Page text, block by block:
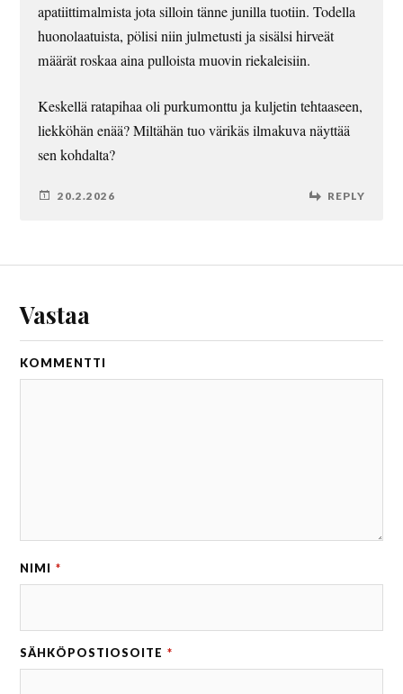
apatiittimalmista jota silloin tänne junilla tuotiin. Todella
huonolaatuista, pölisi niin julmetusti ja sisälsi hirveät
määrät roskaa aina pulloista muovin riekaleisiin.
Keskellä ratapihaa oli purkumonttu ja kuljetin tehtaaseen,
liekköhän enää? Miltähän tuo värikäs ilmakuva näyttää
sen kohdalta?
20.2.2026 REPLY
Vastaa
KOMMENTTI
NIMI *
SÄHKÖPOSTIOSOITE *